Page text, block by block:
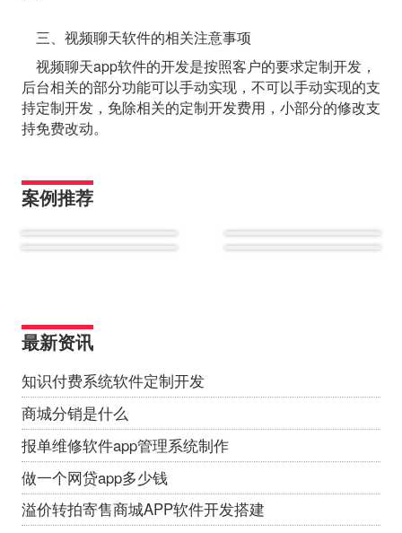
三、视频聊天软件的相关注意事项
视频聊天app软件的开发是按照客户的要求定制开发，
后台相关的部分功能可以手动实现，不可以手动实现的支
持定制开发，免除相关的定制开发费用，小部分的修改支
持免费改动。
案例推荐
最新资讯
知识付费系统软件定制开发
商城分销是什么
报单维修软件app管理系统制作
做一个网贷app多少钱
溢价转拍寄售商城APP软件开发搭建